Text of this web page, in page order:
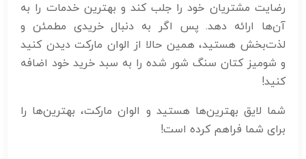
رضایت مشتریان خود را جلب کند و بهترین خدمات را به
آن‌ها ارائه دهد. پس اگر به دنبال خریدی مطمئن و
لذت‌بخش هستید، همین حالا از الوان مارکت دیدن کنید
و شومیز کتان سنگ شور شده را به سبد خرید خود اضافه
کنید!
شما لایق بهترین‌ها هستید و الوان مارکت، بهترین‌ها را
برای شما فراهم کرده است!